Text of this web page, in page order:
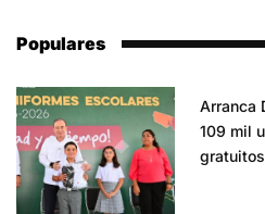
Populares
Arranca
109 mil